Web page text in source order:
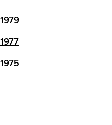
1979
1977
1975